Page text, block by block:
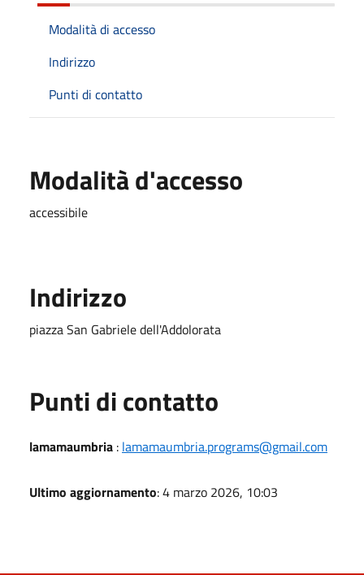
Modalità di accesso
Indirizzo
Punti di contatto
Modalità d'accesso
accessibile
Indirizzo
piazza San Gabriele dell'Addolorata
Punti di contatto
lamamaumbria : lamamaumbria.programs@gmail.com
Ultimo aggiornamento: 4 marzo 2026, 10:03